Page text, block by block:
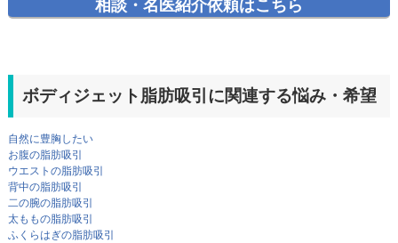
相談・名医紹介依頼はこちら
ボディジェット脂肪吸引に関連する悩み・希望
自然に豊胸したい
お腹の脂肪吸引
ウエストの脂肪吸引
背中の脂肪吸引
二の腕の脂肪吸引
太ももの脂肪吸引
ふくらはぎの脂肪吸引